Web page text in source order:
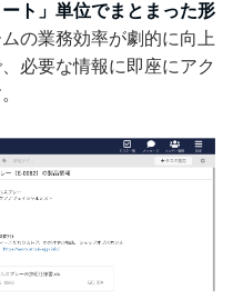
ト」単位でまとまった形
ムの業務効率が劇的に向上
必要な情報に即座にアク